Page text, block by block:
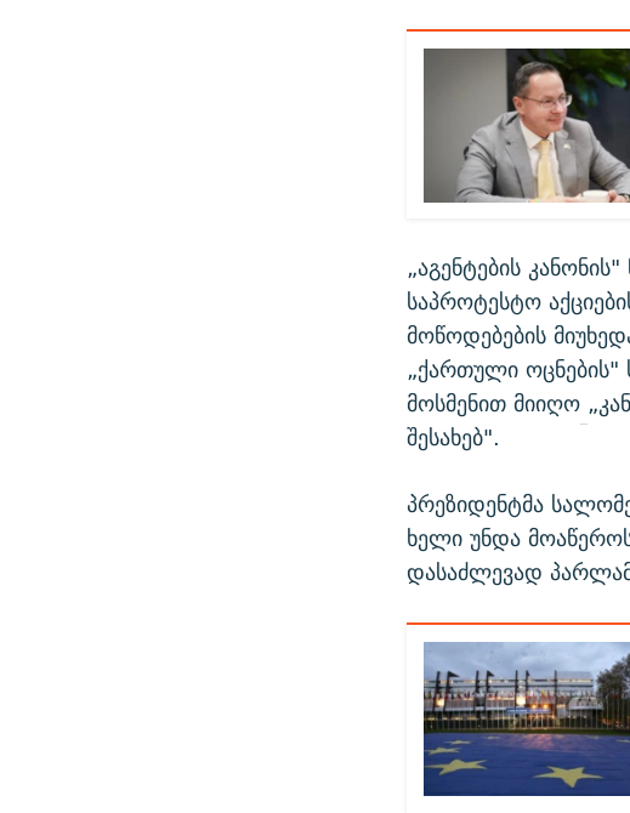
„აგენტების
საპროტესტო
მოწოდებების
„ქართული ოცნების"
მოსმენით მიიღო
შესახებ".
პრეზიდენტმა
ხელი უნდა
დასაძლევად